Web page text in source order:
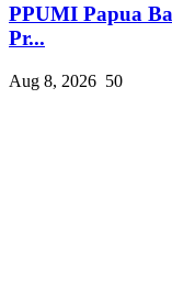
PPUMI Papua
Pr...
Aug 8, 2026 50